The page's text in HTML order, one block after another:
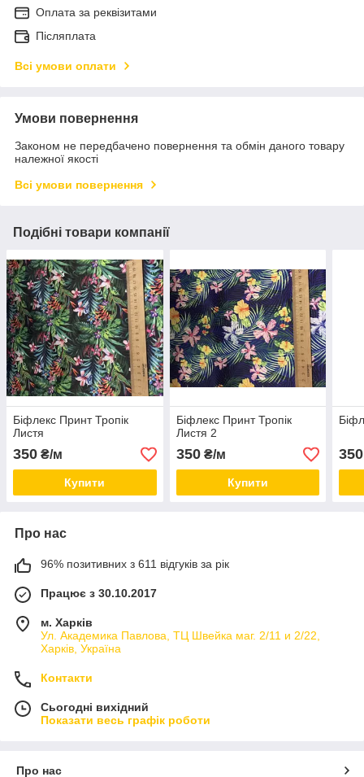
Оплата за реквізитами
Післяплата
Всі умови оплати
Умови повернення
Законом не передбачено повернення та обмін даного товару
належної якості
Всі умови повернення
Подібні товари компанії
Біфлекс Принт Тропік
Листя
350 ₴/м
Купити
Біфлекс Принт Тропік
Листя 2
350₴/м
Купити
350
Про нас
96% позитивних з 611 відгуків за рік
Працює з 30.10.2017
м. Харків
Ул. Академика Павлова, ТЦ Швейка маг. 2/11 и 2/22,
Харків, Україна
Контакти
Сьогодні вихідний
Показати весь графік роботи
Про нас